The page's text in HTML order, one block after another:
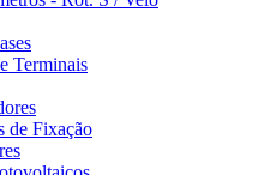
Terminais
de Fixação